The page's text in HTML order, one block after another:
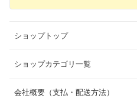
ショップトップ
ショップカテゴリ一覧
会社概要（支払・配送方法）